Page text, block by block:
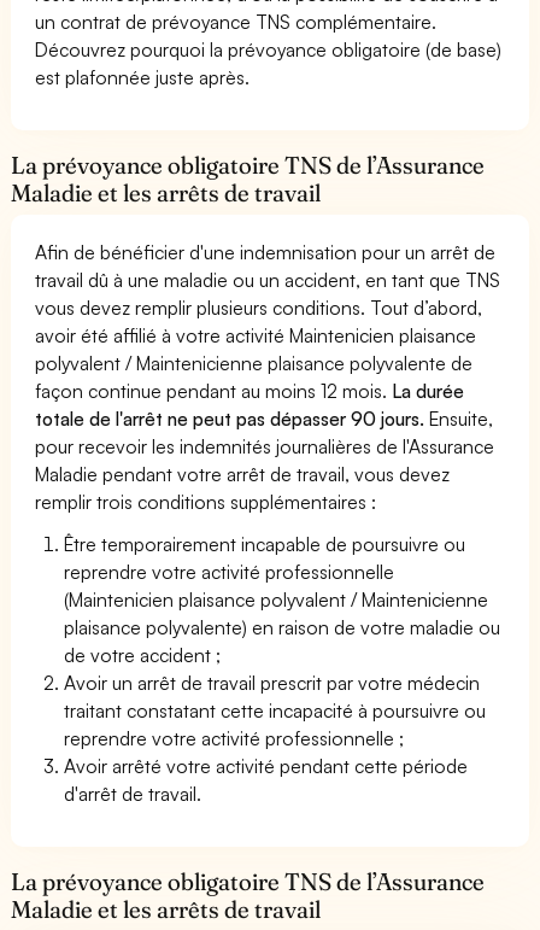
un contrat de prévoyance TNS complémentaire.
Découvrez pourquoi la prévoyance obligatoire (de base)
est plafonnée juste après.
La prévoyance obligatoire TNS de l’Assurance
Maladie et les arrêts de travail
Afin de bénéficier d'une indemnisation pour un arrêt de
travail dû à une maladie ou un accident, en tant que TNS
vous devez remplir plusieurs conditions. Tout d’abord,
avoir été affilié à votre activité Maintenicien plaisance
polyvalent / Maintenicienne plaisance polyvalente de
façon continue pendant au moins 12 mois. La durée
totale de l'arrêt ne peut pas dépasser 90 jours. Ensuite,
pour recevoir les indemnités journalières de l'Assurance
Maladie pendant votre arrêt de travail, vous devez
remplir trois conditions supplémentaires :
Être temporairement incapable de poursuivre ou
reprendre votre activité professionnelle
(Maintenicien plaisance polyvalent / Maintenicienne
plaisance polyvalente) en raison de votre maladie ou
de votre accident ;
Avoir un arrêt de travail prescrit par votre médecin
traitant constatant cette incapacité à poursuivre ou
reprendre votre activité professionnelle ;
Avoir arrêté votre activité pendant cette période
d'arrêt de travail.
La prévoyance obligatoire TNS de l’Assurance
Maladie et les arrêts de travail